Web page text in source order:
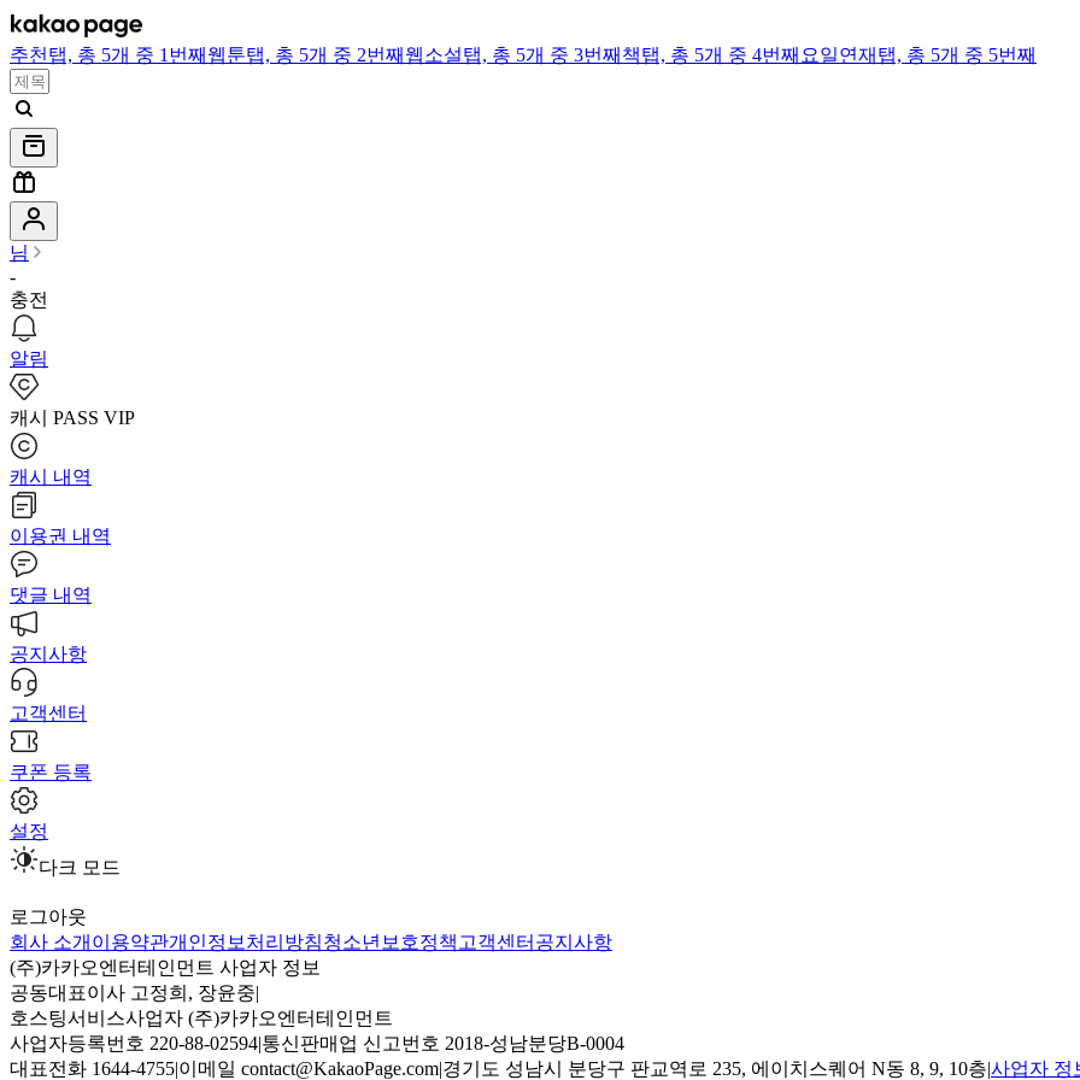
추천 탭, 총 5개 중 1번째 웹툰탭, 총 5개 중 2번째 웹소설탭, 총 5개 중 3번째 책탭, 총 5개 중 4번째 요일연재 탭, 총 5개 중 5번째
님
-
충전
알림
캐시 PASS VIP
캐시 내역
이용권 내역
댓글 내역
공지사항
고객센터
쿠폰 등록
설정
다크 모드
로그아웃
회사 소개 이용약관개인정보처리방침청소년보호정책 고객센터 공지사항
(주)카카오엔터테인먼트 사업자 정보
공동대표이사 고정희, 장윤중|
호스팅서비스사업자 (주)카카오엔터테인먼트
사업자등록번호 220-88-02594|통신판매업 신고번호 2018-성남분당B-0004
대표전화 1644-4755|이메일 contact@KakaoPage.com|경기도 성남시 분당구 판교역로 235, 에이치스퀘어 N동 8, 9, 10층|사업자 정